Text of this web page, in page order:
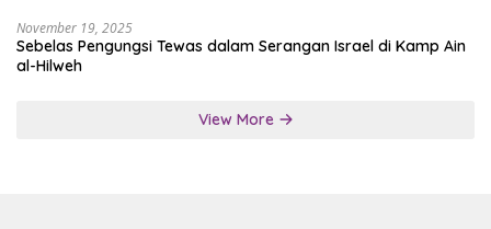
November 19, 2025
Sebelas Pengungsi Tewas dalam Serangan Israel di Kamp Ain
al-Hilweh
View More